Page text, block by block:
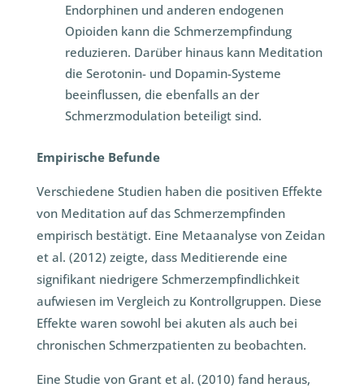
Endorphinen und anderen endogenen
Opioiden kann die Schmerzempfindung
reduzieren. Darüber hinaus kann Meditation
die Serotonin- und Dopamin-Systeme
beeinflussen, die ebenfalls an der
Schmerzmodulation beteiligt sind.
Empirische Befunde
Verschiedene Studien haben die positiven Effekte
von Meditation auf das Schmerzempfinden
empirisch bestätigt. Eine Metaanalyse von Zeidan
et al. (2012) zeigte, dass Meditierende eine
signifikant niedrigere Schmerzempfindlichkeit
aufwiesen im Vergleich zu Kontrollgruppen. Diese
Effekte waren sowohl bei akuten als auch bei
chronischen Schmerzpatienten zu beobachten.
Eine Studie von Grant et al. (2010) fand heraus,